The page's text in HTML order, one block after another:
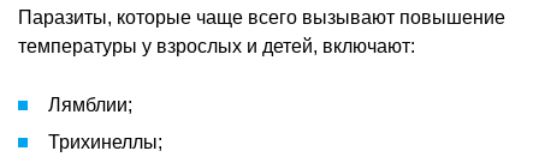
Паразиты, которые чаще всего вызывают повышение
температуры у взрослых и детей, включают:
Лямблии;
Трихинеллы;